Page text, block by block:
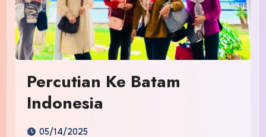
Percutian Ke Batam
Indonesia
05/14/2025